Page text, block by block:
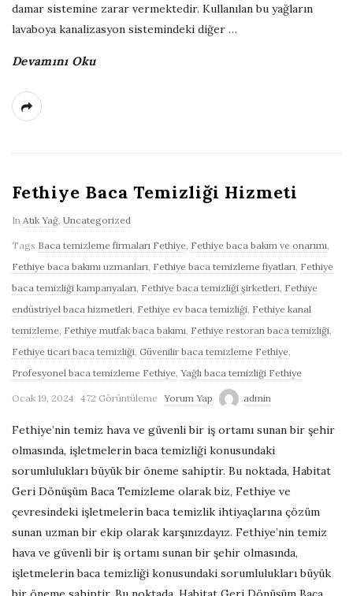
r
i
D
ü
ş
ü
m
–
A
t
ı
k
Y
damar sistemine zarar vermektedir. Kullanılan bu yağların
lavaboya kanalizasyon sistemindeki diğer …
Devamını Oku
Fethiye Baca Temizliği Hizmeti
In Atık Yağ Uncategorized
Tags Baca temizleme firmaları Fethiye Fethiye baca bakım ve onarımı
Fethiye baca bakımı uzmanları Fethiye baca temizleme fiyatları Fethiye
baca temizliği kampanyaları Fethiye baca temizliği şirketleri Fethiye
endüstriyel baca hizmetleri Fethiye ev baca temizliği Fethiye kanal
temizleme Fethiye mutfak baca bakımı Fethiye restoran baca temizliği
Fethiye ticari baca temizliği Güvenilir baca temizleme Fethiye
Profesyonel baca temizleme Fethiye Yağlı baca temizliği Fethiye
Ocak 19, 2024 472 Görüntüleme Yorum Yap admin
Fethiye’nin temiz hava ve güvenli bir iş ortamı sunan bir şehir
olmasında, işletmelerin baca temizliği konusundaki
sorumlulukları büyük bir öneme sahiptir. Bu noktada, Habitat
Geri Dönüşüm Baca Temizleme olarak biz, Fethiye ve
çevresindeki işletmelerin baca temizlik ihtiyaçlarına çözüm
sunan uzman bir ekip olarak karşınızdayız. Fethiye’nin temiz
hava ve güvenli bir iş ortamı sunan bir şehir olmasında,
işletmelerin baca temizliği konusundaki sorumlulukları büyük